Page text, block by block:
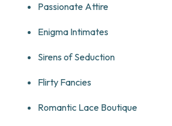
Passionate Attire
Enigma Intimates
Sirens of Seduction
Flirty Fancies
Romantic Lace Boutique